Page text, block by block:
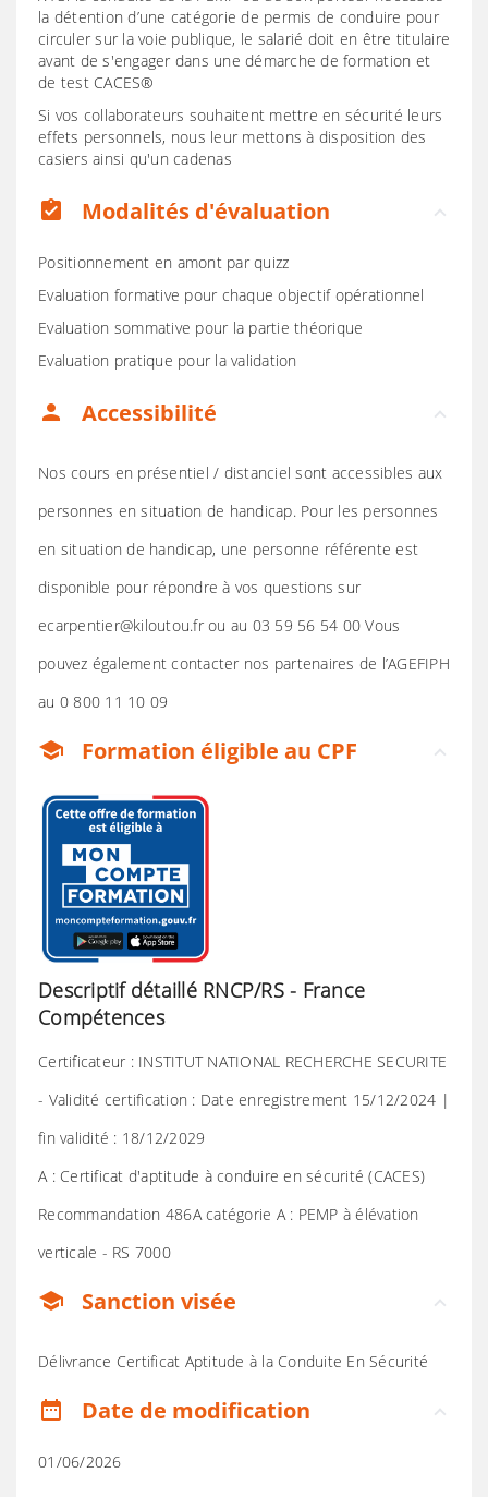
la détention d’une catégorie de permis de conduire pour
circuler sur la voie publique, le salarié doit en être titulaire
avant de s'engager dans une démarche de formation et
de test CACES®
Si vos collaborateurs souhaitent mettre en sécurité leurs
effets personnels, nous leur mettons à disposition des
casiers ainsi qu'un cadenas
assignment_turned_in Modalités d'évaluation
Positionnement en amont par quizz
Evaluation formative pour chaque objectif opérationnel
Evaluation sommative pour la partie théorique
Evaluation pratique pour la validation
person Accessibilité
Nos cours en présentiel / distanciel sont accessibles aux
personnes en situation de handicap. Pour les personnes
en situation de handicap, une personne référente est
disponible pour répondre à vos questions sur
ecarpentier@kiloutou.fr ou au 03 59 56 54 00 Vous
pouvez également contacter nos partenaires de l’AGEFIPH
au 0 800 11 10 09
school Formation éligible au CPF
Descriptif détaillé RNCP/RS - France
Compétences
Certificateur : INSTITUT NATIONAL RECHERCHE SECURITE
- Validité certification : Date enregistrement 15/12/2024 |
fin validité : 18/12/2029
A : Certificat d'aptitude à conduire en sécurité (CACES)
Recommandation 486A catégorie A : PEMP à élévation
verticale - RS 7000
school Sanction visée
Délivrance Certificat Aptitude à la Conduite En Sécurité
date_range Date de modification
01/06/2026